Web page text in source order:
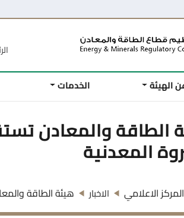
الهيئة الخدمات
الطاقة والمعادن
المعدنية
المركز الاعلامي الاخبار
هيئة الطاقة